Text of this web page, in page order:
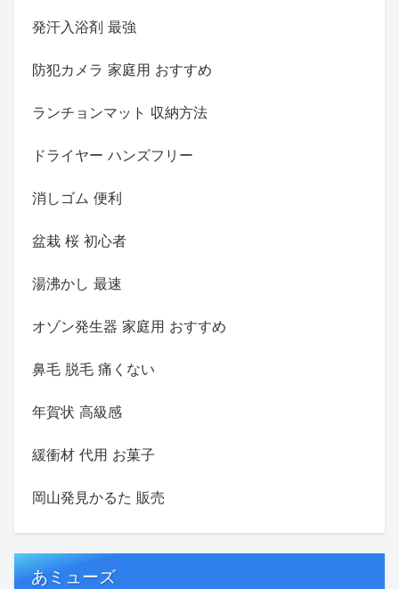
発汗入浴剤 最強
防犯カメラ 家庭用 おすすめ
ランチョンマット 収納方法
ドライヤー ハンズフリー
消しゴム 便利
盆栽 桜 初心者
湯沸かし 最速
オゾン発生器 家庭用 おすすめ
鼻毛 脱毛 痛くない
年賀状 高級感
緩衝材 代用 お菓子
岡山発見かるた 販売
あミューズ